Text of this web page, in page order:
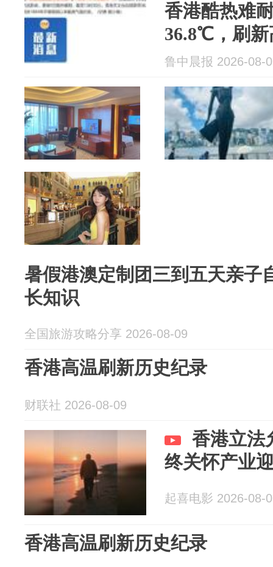
香港酷热难
36.8℃，刷
鲁中晨报 2026-08-
暑假港澳定制团三到五天亲子
长知识
全国旅游攻略分享 2026-08-09
香港高温刷新历史纪录
财联社 2026-08-09
香港立法
终关怀产业
起喜电影 2026-08-
香港高温刷新历史纪录